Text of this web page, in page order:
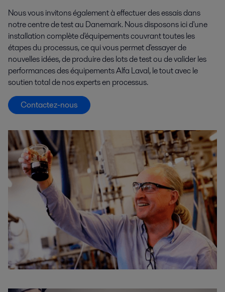
Nous vous invitons également à effectuer des essais dans
notre centre de test au Danemark. Nous disposons ici d'une
installation complète d'équipements couvrant toutes les
étapes du processus, ce qui vous permet d'essayer de
nouvelles idées, de produire des lots de test ou de valider les
performances des équipements Alfa Laval, le tout avec le
soutien total de nos experts en processus.
Contactez-nous